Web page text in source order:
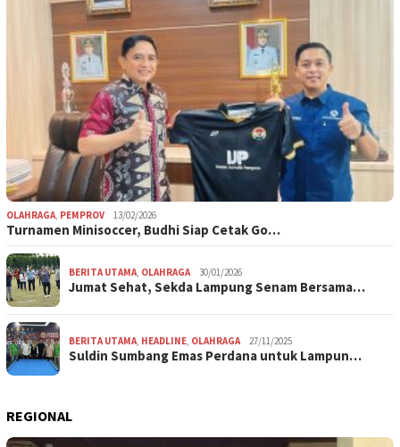
OLAHRAGA PEMPROV 13/02/2026
Turnamen Minisoccer, Budhi Siap Cetak Go…
BERITA UTAMA OLAHRAGA 30/01/2026
Jumat Sehat, Sekda Lampung Senam Bersama…
BERITA UTAMA HEADLINE OLAHRAGA 27/11/2025
Suldin Sumbang Emas Perdana untuk Lampun…
REGIONAL